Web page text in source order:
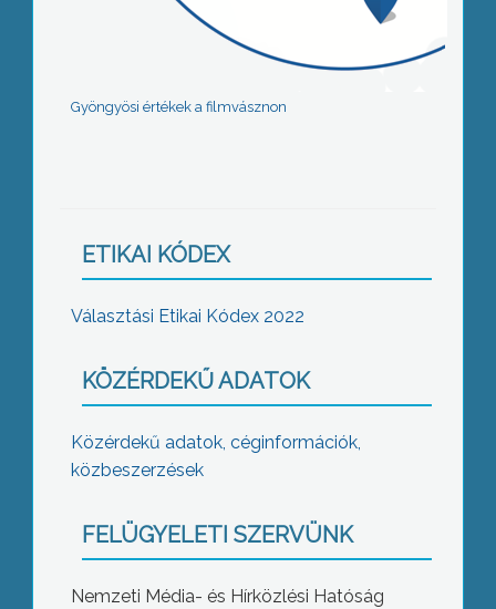
Gyöngyösi értékek a filmvásznon
ETIKAI KÓDEX
Választási Etikai Kódex 2022
KÖZÉRDEKŰ ADATOK
Közérdekű adatok, céginformációk,
közbeszerzések
FELÜGYELETI SZERVÜNK
Nemzeti Média- és Hírközlési Hatóság